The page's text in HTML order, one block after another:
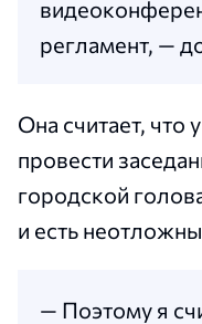
регламент, —
Она считает, что
провести
городской
и есть
— Поэтому я